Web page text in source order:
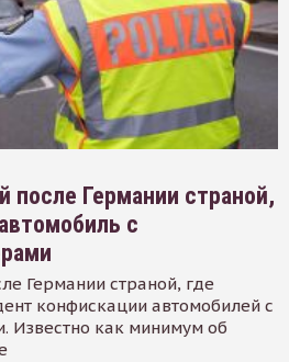
после Германии страной,
с
Германии страной, где
конфискации автомобилей с
Известно как минимум об